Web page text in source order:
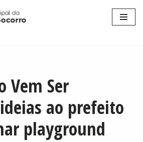
Vem Ser
ao prefeito
playground